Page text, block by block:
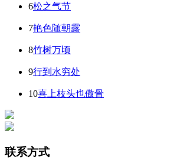
6松之气节
7艳色随朝露
8竹树万顷
9行到水穷处
10喜上枝头也傲骨
联系方式